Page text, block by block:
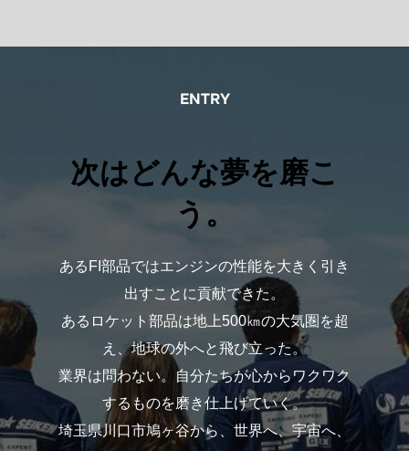
ENTRY
次はどんな夢を磨こ
う。
あるFI部品ではエンジンの性能を大きく引き
出すことに貢献できた。
あるロケット部品は地上500㎞の大気圏を超
え、地球の外へと飛び立った。
業界は問わない。自分たちが心からワクワク
するものを磨き仕上げていく。
埼玉県川口市鳩ヶ谷から、世界へ、宇宙へ、